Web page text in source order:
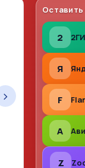
xbox
смогли.
★ ★
One
Все
›
Оставить
2
Я
F
A
Z